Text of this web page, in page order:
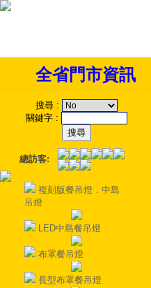
全省門市資訊
搜尋 :
關鍵字 :
總訪客:
複刻版餐吊燈．中島
吊燈
LED中島餐吊燈
布罩餐吊燈
長型布罩餐吊燈